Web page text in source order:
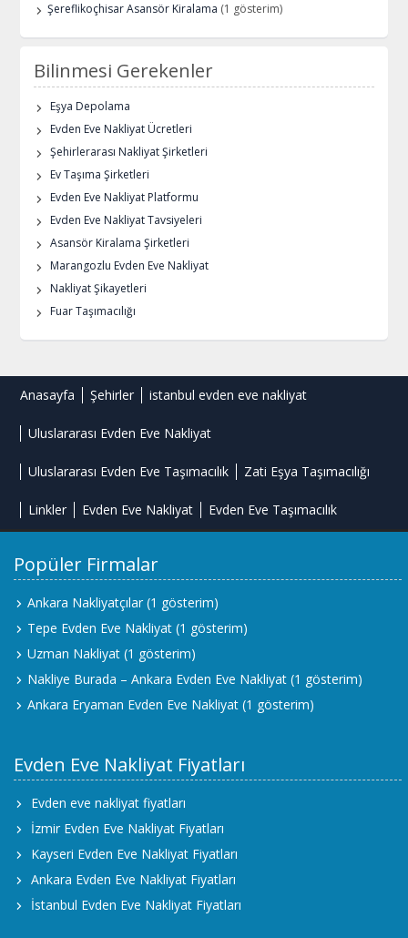
Şereflikoçhisar Asansör Kiralama (1 gösterim)
Bilinmesi Gerekenler
Eşya Depolama
Evden Eve Nakliyat Ücretleri
Şehirlerarası Nakliyat Şirketleri
Ev Taşıma Şirketleri
Evden Eve Nakliyat Platformu
Evden Eve Nakliyat Tavsiyeleri
Asansör Kiralama Şirketleri
Marangozlu Evden Eve Nakliyat
Nakliyat Şikayetleri
Fuar Taşımacılığı
Anasayfa Şehirler istanbul evden eve nakliyat
Uluslararası Evden Eve Nakliyat
Uluslararası Evden Eve Taşımacılık Zati Eşya Taşımacılığı
Linkler Evden Eve Nakliyat Evden Eve Taşımacılık
Popüler Firmalar
Ankara Nakliyatçılar (1 gösterim)
Tepe Evden Eve Nakliyat (1 gösterim)
Uzman Nakliyat (1 gösterim)
Nakliye Burada – Ankara Evden Eve Nakliyat (1 gösterim)
Ankara Eryaman Evden Eve Nakliyat (1 gösterim)
Evden Eve Nakliyat Fiyatları
Evden eve nakliyat fiyatları
İzmir Evden Eve Nakliyat Fiyatları
Kayseri Evden Eve Nakliyat Fiyatları
Ankara Evden Eve Nakliyat Fiyatları
İstanbul Evden Eve Nakliyat Fiyatları